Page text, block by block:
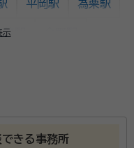
示
平岡駅 為栗駅
駅
できる事務所